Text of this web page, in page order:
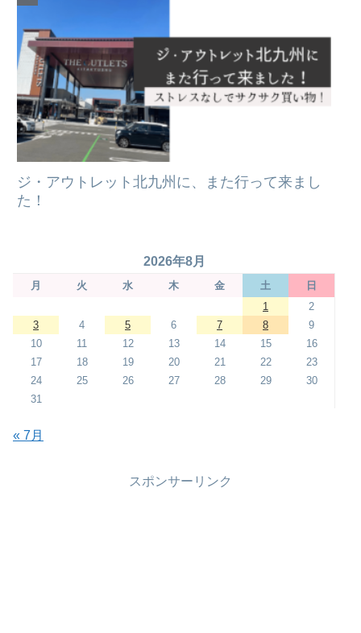
ジ・アウトレット北九州に、また行って来まし
た！
2026年8月
月 火 水 木 金 土
日
1
2
3
4 5 6 7 8
9
10
11 12 13 14 15
16
17
18 19 20 21 22
23
24
25 26 27 28 29
30
31
« 7月
スポンサーリンク